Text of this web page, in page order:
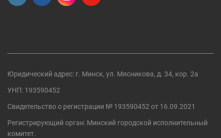
Юридический адрес: г. Минск, ул. Мясникова, д. 34, кор. 2а
УНП: 193590452
Свидетельство о регистрации № 193590452 от 16.09.2021
Регистрирующий орган: Минский городской исполнительный
комитет.